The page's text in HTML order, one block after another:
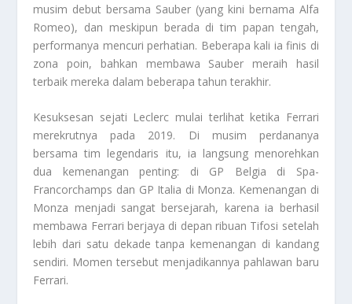
musim debut bersama Sauber (yang kini bernama Alfa
Romeo), dan meskipun berada di tim papan tengah,
performanya mencuri perhatian. Beberapa kali ia finis di
zona poin, bahkan membawa Sauber meraih hasil
terbaik mereka dalam beberapa tahun terakhir.
Kesuksesan sejati Leclerc mulai terlihat ketika Ferrari
merekrutnya pada 2019. Di musim perdananya
bersama tim legendaris itu, ia langsung menorehkan
dua kemenangan penting: di GP Belgia di Spa-
Francorchamps dan GP Italia di Monza. Kemenangan di
Monza menjadi sangat bersejarah, karena ia berhasil
membawa Ferrari berjaya di depan ribuan Tifosi setelah
lebih dari satu dekade tanpa kemenangan di kandang
sendiri. Momen tersebut menjadikannya pahlawan baru
Ferrari.